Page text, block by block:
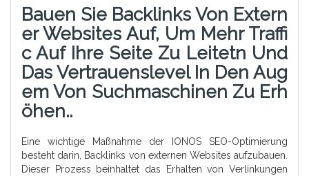
Bauen Sie Backlinks Von Extern
Er Websites Auf, Um Mehr Traffi
C Auf Ihre Seite Zu Leitetn Und
Das Vertrauenslevel In Den Aug
Em Von Suchmaschinen Zu Erh
Öhen..
Eine wichtige Maßnahme der IONOS SEO-Optimierung
besteht darin, Backlinks von externen Websites aufzubauen.
Dieser Prozess beinhaltet das Erhalten von Verlinkungen